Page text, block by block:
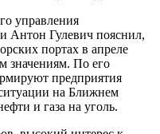
управления
Антон Гулевич пояснил,
портах в апреле
значениям. По его
предприятия
на Ближнем
и газа на уголь.